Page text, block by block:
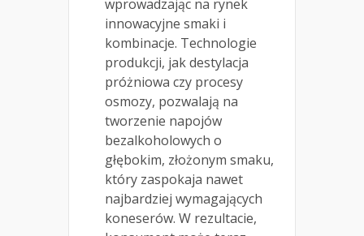
wprowadzając na rynek
innowacyjne smaki i
kombinacje. Technologie
produkcji, jak destylacja
próżniowa czy procesy
osmozy, pozwalają na
tworzenie napojów
bezalkoholowych o
głębokim, złożonym smaku,
który zaspokaja nawet
najbardziej wymagających
koneserów. W rezultacie,